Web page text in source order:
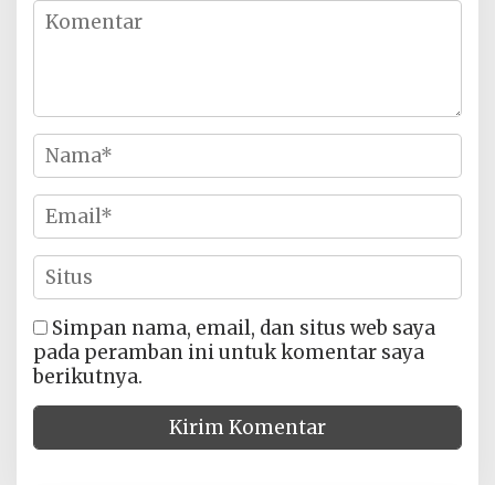
Simpan nama, email, dan situs web saya
pada peramban ini untuk komentar saya
berikutnya.